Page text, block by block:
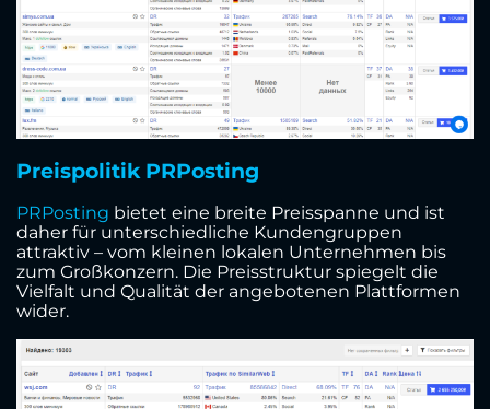
Preispolitik PRPosting
PRPosting bietet eine breite Preisspanne und ist
daher für unterschiedliche Kundengruppen
attraktiv – vom kleinen lokalen Unternehmen bis
zum Großkonzern. Die Preisstruktur spiegelt die
Vielfalt und Qualität der angebotenen Plattformen
wider.